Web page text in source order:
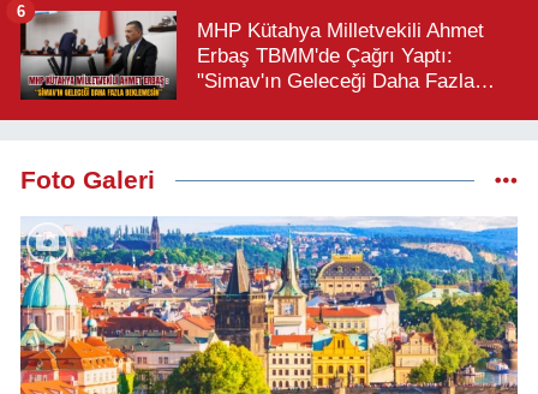
MHP Kütahya Milletvekili Ahmet
Erbaş TBMM'de Çağrı Yaptı:
"Simav'ın Geleceği Daha Fazla
6
Foto Galeri